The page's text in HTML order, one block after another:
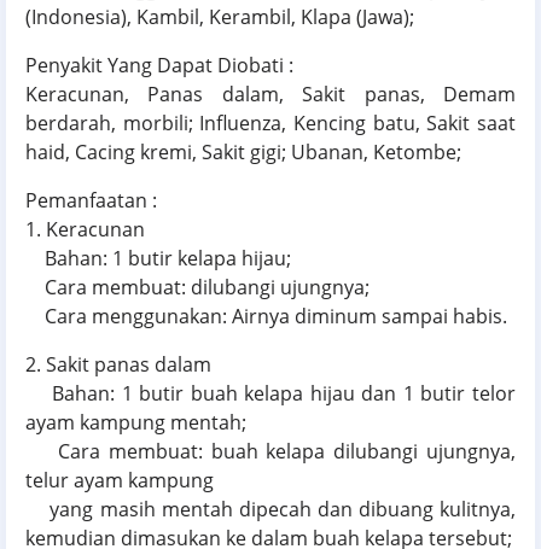
(Indonesia), Kambil, Kerambil, Klapa (Jawa);
Penyakit Yang Dapat Diobati :
Keracunan, Panas dalam, Sakit panas, Demam
berdarah, morbili; Influenza, Kencing batu, Sakit saat
haid, Cacing kremi, Sakit gigi; Ubanan, Ketombe;
Pemanfaatan :
1. Keracunan
Bahan: 1 butir kelapa hijau;
Cara membuat: dilubangi ujungnya;
Cara menggunakan: Airnya diminum sampai habis.
2. Sakit panas dalam
Bahan: 1 butir buah kelapa hijau dan 1 butir telor
ayam kampung mentah;
Cara membuat: buah kelapa dilubangi ujungnya,
telur ayam kampung
yang masih mentah dipecah dan dibuang kulitnya,
kemudian dimasukan ke dalam buah kelapa tersebut;